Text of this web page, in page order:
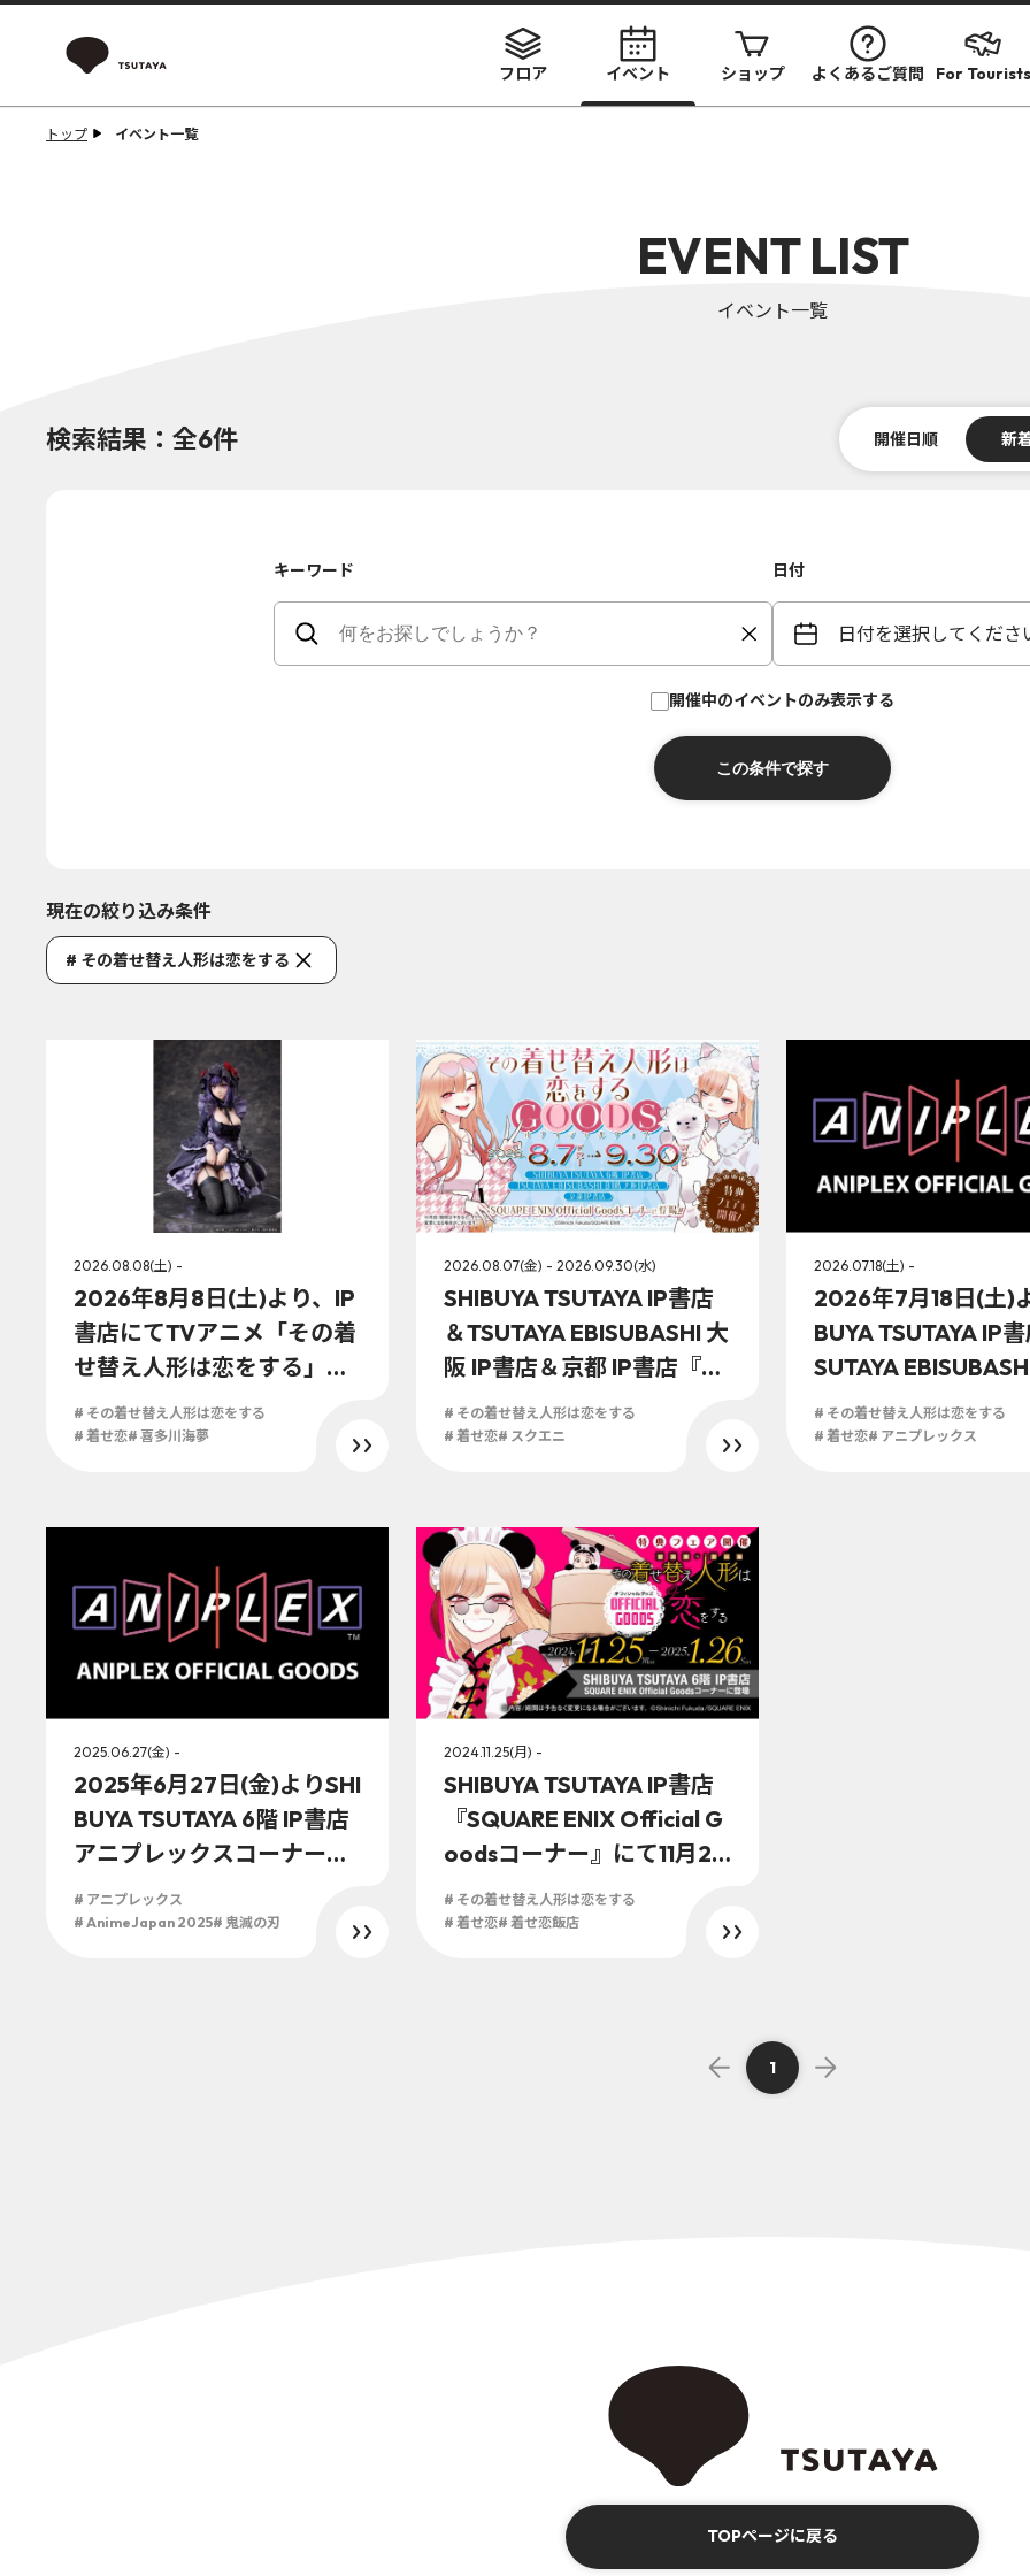
フロア イベント ショップ よくあるご質問 For Tourists
トップ イベント一覧
EVENT LIST
イベント一覧
検索結果：全6件 開催日順 新
キーワード 日付
日付を選択してくださ
開催中のイベントのみ表示する
現在の絞り込み条件
# その着せ替え人形は恋をする
2026.08.08(土) -
2026年8月8日(土)より、IP
書店にてTVアニメ「その着
せ替え人形は恋をする」喜
多川海夢 黒江雫Ver. ノンス
ケールフィギュアの展開が
# その着せ替え人形は恋をする
# 着せ恋# 喜多川海夢
2026.08.07(金) - 2026.09.30(水)
SHIBUYA TSUTAYA IP書店
＆TSUTAYA EBISUBASHI 大
阪 IP書店＆京都 IP書店『S
QUARE ENIX Official Good
sコーナー』にて2026年8
シャルグッズ販売開始！！
# その着せ替え人形は恋をする
# 着せ恋# スクエニ
2026.07.18(土) -
2026年7月18日(土)
BUYA TSUTAYA IP
SUTAYA
P書店、京都 IP書店
ニプレックスオフィ
# その着せ替え人形は恋をする
# 着せ恋# アニプレックス
2025.06.27(金) -
2025年6月27日(金)よりSHI
BUYA TSUTAYA 6階 IP書店
アニプレックスコーナーに
てANIPLEX OFFICIAL GO
ODSの展開が決定！！
# アニプレックス
# AnimeJapan 2025# 鬼滅の刃
2024.11.25(月) -
SHIBUYA TSUTAYA IP書店
『SQUARE ENIX Official G
oodsコーナー』にて11月25
日(月)より「その着せ替え
人形は恋をする」オフィシ
# その着せ替え人形は恋をする
# 着せ恋# 着せ恋飯店
1
TOPページに戻る